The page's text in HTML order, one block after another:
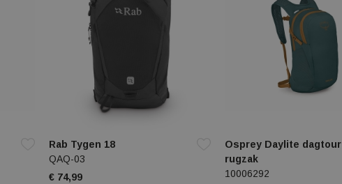
Rab Tygen 18
QAQ-03
€ 74,99
Osprey Daylite dagtour
rugzak
10006292